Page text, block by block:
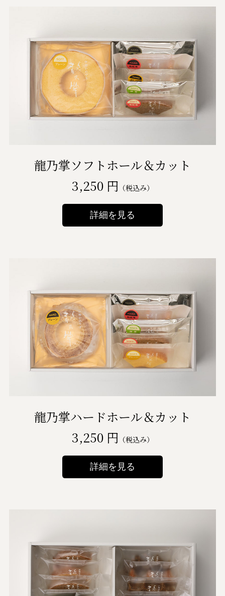
龍乃掌ソフトホール＆カット
3,250 円 （税込み）
詳細を見る
龍乃掌ハードホール＆カット
3,250 円 （税込み）
詳細を見る